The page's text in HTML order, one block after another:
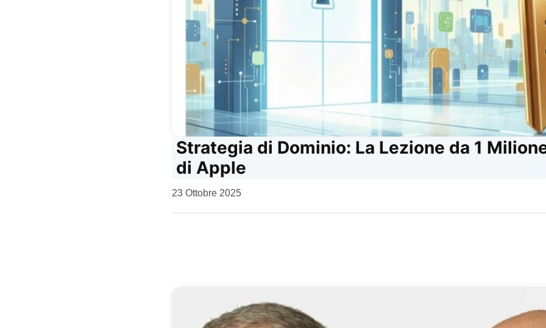
Strategia di Dominio: La Lezione da 1
di Apple
da
23 Ottobre 2025